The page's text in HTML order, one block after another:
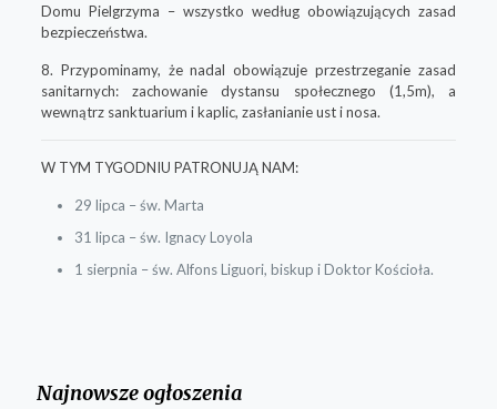
Domu Pielgrzyma – wszystko według obowiązujących zasad
bezpieczeństwa.
8. Przypominamy, że nadal obowiązuje przestrzeganie zasad
sanitarnych: zachowanie dystansu społecznego (1,5m), a
wewnątrz sanktuarium i kaplic, zasłanianie ust i nosa.
W TYM TYGODNIU PATRONUJĄ NAM:
29 lipca – św. Marta
31 lipca – św. Ignacy Loyola
1 sierpnia – św. Alfons Liguori, biskup i Doktor Kościoła.
Najnowsze ogłoszenia